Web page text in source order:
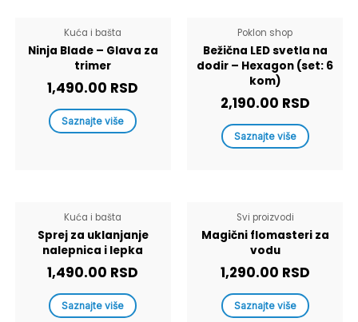
Kuća i bašta
Ninja Blade – Glava za
trimer
1,490.00 RSD
Saznajte više
Poklon shop
Bežična LED svetla na
dodir – Hexagon (set: 6
kom)
2,190.00 RSD
Saznajte više
Kuća i bašta
Sprej za uklanjanje
nalepnica i lepka
1,490.00 RSD
Saznajte više
Svi proizvodi
Magični flomasteri za
vodu
1,290.00 RSD
Saznajte više